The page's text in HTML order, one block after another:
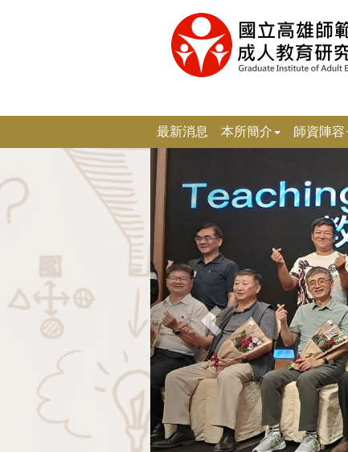
區
塊
最新消息 本所簡介 師資陣容
一
張